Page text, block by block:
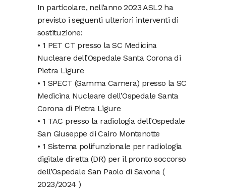
In particolare, nell’anno 2023 ASL2 ha
previsto i seguenti ulteriori interventi di
sostituzione:
• 1 PET CT presso la SC Medicina
Nucleare dell’Ospedale Santa Corona di
Pietra Ligure
• 1 SPECT (Gamma Camera) presso la SC
Medicina Nucleare dell’Ospedale Santa
Corona di Pietra Ligure
• 1 TAC presso la radiologia dell’Ospedale
San Giuseppe di Cairo Montenotte
• 1 Sistema polifunzionale per radiologia
digitale diretta (DR) per il pronto soccorso
dell’Ospedale San Paolo di Savona (
2023/2024 )